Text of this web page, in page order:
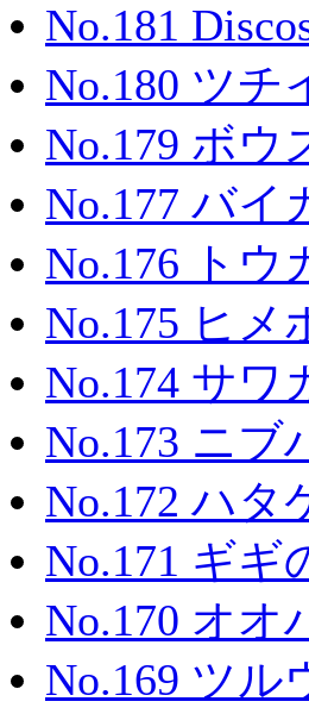
No.181
No.180 ツチ
No.179 ボウ
No.177 バイ
No.176 トウ
No.175 ヒメ
No.174 サワ
No.173 ニブ
No.172 ハタ
No.171 ギギ
No.170 オオ
No.169 ツル